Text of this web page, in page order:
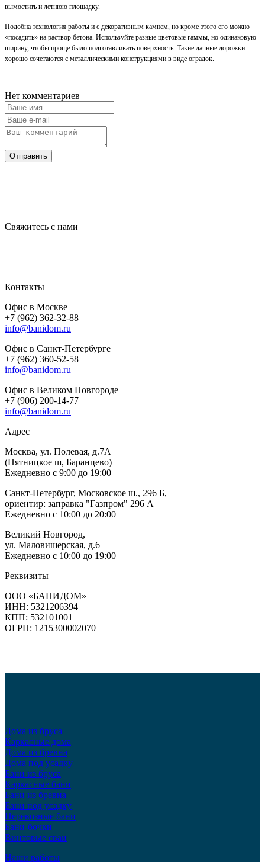
вымостить и летнюю площадку.
Подобна технология работы и с декоративным камнем, но кроме этого его можно
«посадить» на раствор бетона. Используйте разные цветовые гаммы, но одинаковую
ширину, чтобы проще было подготавливать поверхность. Такие дачные дорожки
хорошо сочетаются с металлическими конструкциями в виде оградок.
Нет комментариев
Отправить
Свяжитесь с нами
Контакты
Офис в Москве
+7 (962) 362-32-88
info@banidom.ru
Офис в Санкт-Петербурге
+7 (962) 360-52-58
info@banidom.ru
Офис в Великом Новгороде
+7 (906) 200-14-77
info@banidom.ru
Адрес
Москва, ул. Полевая, д.7А
(Пятницкое ш, Баранцево)
Ежедневно с 9:00 до 19:00
Санкт-Петербург, Московское ш., 296 Б,
ориентир: заправка "Газпром" 296 А
Ежедневно с 10:00 до 20:00
Великий Новгород,
ул. Маловишерская, д.6
Ежедневно с 10:00 до 19:00
Реквизиты
ООО «БАНИДОМ»
ИНН: 5321206394
КПП: 532101001
ОГРН: 1215300002070
Дома из бруса
Каркасные дома
Дома из бревна
Дома под усадку
Бани из бруса
Каркасные бани
Бани из бревна
Бани под усадку
Перевозные бани
Бани-бочки
Винтовые сваи
Наши работы